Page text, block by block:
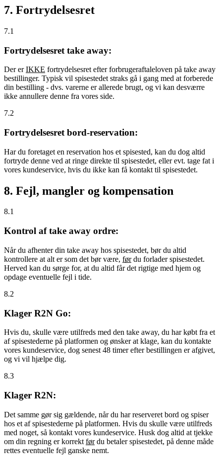
7. Fortrydelsesret
7.1
Fortrydelsesret take away:
Der erIKKE fortrydelsesret efter forbrugeraftaleloven på take away
bestillinger. Typisk vil spisestedet straks gå i gang med at forberede
din bestilling - dvs. varerne er allerede brugt, og vi kan desværre
ikke annullere denne fra vores side.
7.2
Fortrydelsesret bord-reservation:
Har du foretaget en reservation hos et spisested, kan du dog altid
fortryde denne ved at ringe direkte til spisestedet, eller evt. tage fat i
vores kundeservice, hvis du ikke kan få kontakt til spisestedet.
8. Fejl, mangler og kompensation
8.1
Kontrol af take away ordre:
Når du afhenter din take away hos spisestedet, bør du altid
kontrollere at alt er som det bør være, førdu forlader spisestedet.
Herved kan du sørge for, at du altid får det rigtige med hjem og
opdage eventuelle fejl i tide.
8.2
Klager R2N Go:
Hvis du, skulle være utilfreds med den take away, du har købt fra et
af spisestederne på platformen og ønsker at klage, kan du kontakte
vores kundeservice, dog senest 48 timer efter bestillingen er afgivet,
og vi vil hjælpe dig.
8.3
Klager R2N:
Det samme gør sig gældende, når du har reserveret bord og spiser
hos et af spisestederne på platformen. Hvis du skulle være utilfreds
med noget, så kontakt vores kundeservice. Husk dog altid at tjekke
om din regning er korrekt førdu betaler spisestedet, på denne måde
rettes eventuelle fejl ganske nemt.